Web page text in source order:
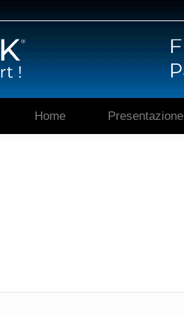
Home Presentazione